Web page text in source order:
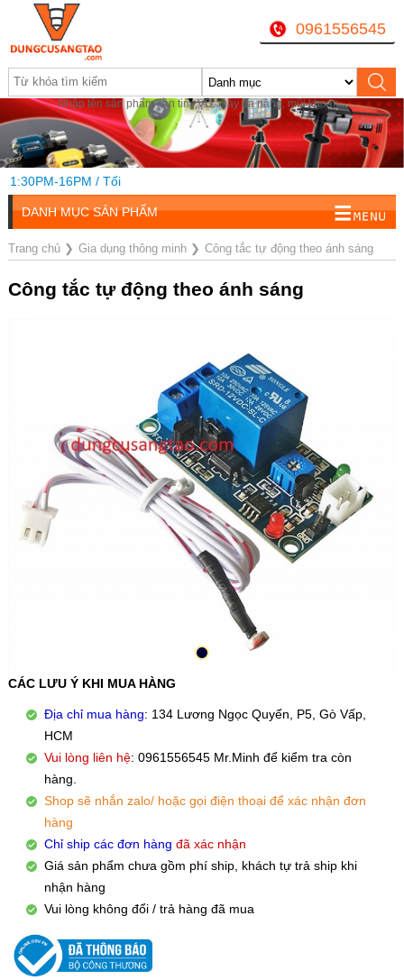
Nhập tên sản phẩm cần tìm, VD: máy đa năng, mũi khoan...
0961556545
16PM / Tối
DANH MỤC SẢN PHẨM
Trang chủ❯ Gia dụng thông minh❯ Công tắc tự động theo ánh sáng
Công tắc tự động theo ánh sáng
CÁC LƯU Ý KHI MUA HÀNG
Địa chỉ mua hàng: 134 Lương Ngọc Quyến, P5, Gò Vấp,
HCM
Vui lòng liên hệ: 0961556545 Mr.Minh để kiểm tra còn
hàng.
Shop sẽ nhắn zalo/ hoặc gọi điện thoại để xác nhận đơn
hàng
Chỉ ship các đơn hàng đã xác nhận
Giá sản phẩm chưa gồm phí ship, khách tự trả ship khi
nhận hàng
Vui lòng không đổi / trả hàng đã mua